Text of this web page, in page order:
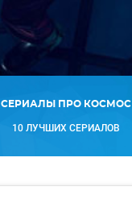
СЕРИАЛЫ ПРО КОСМОС
10 ЛУЧШИХ СЕРИАЛОВ